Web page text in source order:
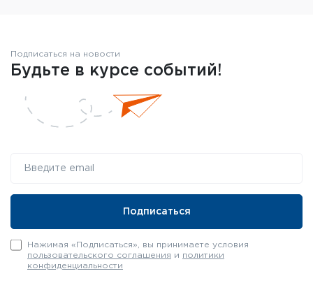
Подписаться на новости
Будьте в курсе событий!
Нажимая «Подписаться», вы принимаете условия
пользовательского соглашения и политики
конфиденциальности